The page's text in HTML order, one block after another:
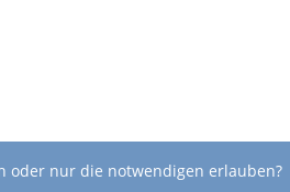
oder nur die notwendigen erlauben?